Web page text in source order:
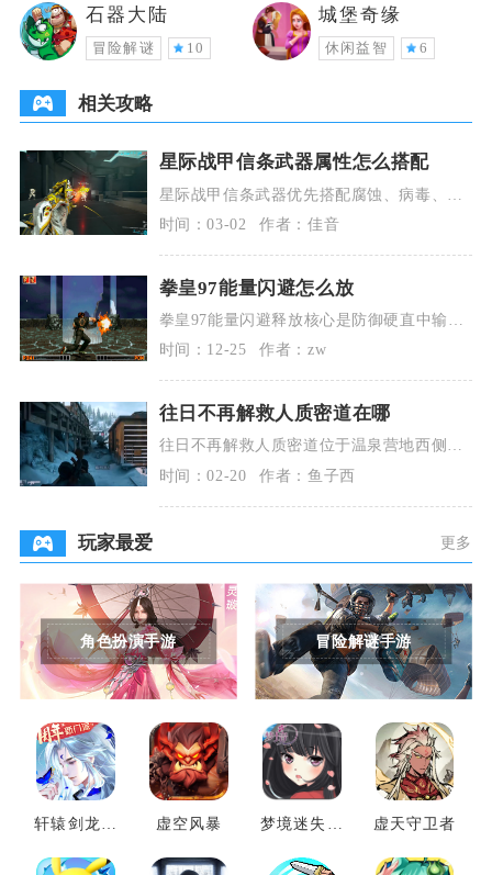
石器大陆
冒险解谜 10
城堡奇缘
休闲益智 6
相关攻略
星际战甲信条武器属性怎么搭配
星际战甲信条武器优先搭配腐蚀、病毒、辐
射三大核心复合元素，暴击流堆高额暴率暴
伤与多重射击，
时间：03-02 作者：佳音
拳皇97能量闪避怎么放
拳皇97能量闪避释放核心是防御硬直中输入
前/后+AB，消耗1格能量，实现无敌翻滚规
避攻击并
时间：12-25 作者：zw
往日不再解救人质密道在哪
往日不再解救人质密道位于温泉营地西侧废
弃疗养院后方的地下通风管道入口，这条隐
蔽通道是完成该
时间：02-20 作者：鱼子西
玩家最爱 更多
角色扮演手游 冒险解谜手游
轩辕剑龙舞
虚空风暴
梦境迷失之
虚天守卫者